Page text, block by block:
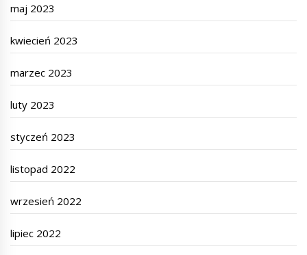
maj 2023
kwiecień 2023
marzec 2023
luty 2023
styczeń 2023
listopad 2022
wrzesień 2022
lipiec 2022